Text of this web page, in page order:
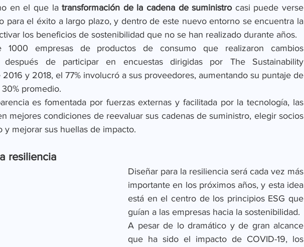
en el que la transformación de la cadena de suministro casi puede verse
para el éxito a largo plazo, y dentro de este nuevo entorno se encuentra la
los beneficios de sostenibilidad que no se han realizado durante años.
empresas de productos de consumo que realizaron cambios
después de participar en encuestas dirigidas por The Sustainability
y 2018, el 77% involucró a sus proveedores, aumentando su puntaje de
promedio.
es fomentada por fuerzas externas y facilitada por la tecnología, las
mejores condiciones de reevaluar sus cadenas de suministro, elegir socios
y mejorar sus huellas de impacto.
resiliencia
Diseñar para la resiliencia será cada vez más
importante en los próximos años, y esta idea
está en el centro de los principios ESG que
guían a las empresas hacia la sostenibilidad.
A pesar de lo dramático y de gran alcance
que ha sido el impacto de COVID-19, los